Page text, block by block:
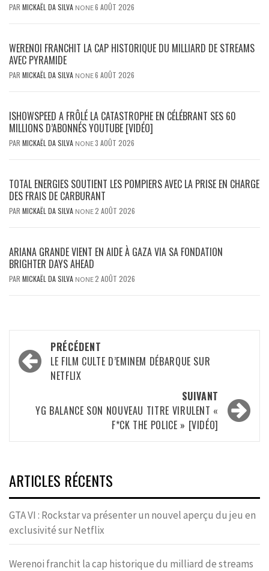
PAR MICKAËL DA SILVA NONE6 AOÛT 2026
WERENOI FRANCHIT LA CAP HISTORIQUE DU MILLIARD DE STREAMS
AVEC PYRAMIDE
PAR MICKAËL DA SILVA NONE6 AOÛT 2026
ISHOWSPEED A FRÔLÉ LA CATASTROPHE EN CÉLÉBRANT SES 60
MILLIONS D’ABONNÉS YOUTUBE [VIDÉO]
PAR MICKAËL DA SILVA NONE3 AOÛT 2026
TOTAL ENERGIES SOUTIENT LES POMPIERS AVEC LA PRISE EN CHARGE
DES FRAIS DE CARBURANT
PAR MICKAËL DA SILVA NONE2 AOÛT 2026
ARIANA GRANDE VIENT EN AIDE À GAZA VIA SA FONDATION
BRIGHTER DAYS AHEAD
PAR MICKAËL DA SILVA NONE2 AOÛT 2026
Navigation
d’article
PRÉCÉDENT
LE FILM CULTE D’EMINEM DÉBARQUE SUR
NETFLIX
SUIVANT
YG BALANCE SON NOUVEAU TITRE VIRULENT «
F*CK THE POLICE » [VIDÉO]
ARTICLES RÉCENTS
GTA VI : Rockstar va présenter un nouvel aperçu du jeu en
exclusivité sur Netflix
Werenoi franchit la cap historique du milliard de streams